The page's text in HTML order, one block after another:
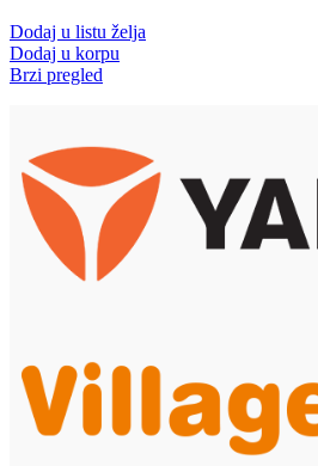
Dodaj u listu želja
Dodaj u korpu
Brzi pregled